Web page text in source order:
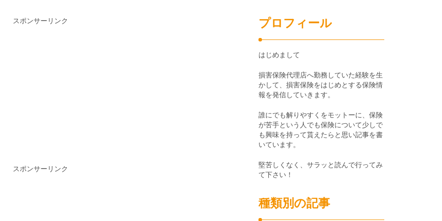
スポンサーリンク
スポンサーリンク
プロフィール
はじめまして
損害保険代理店へ勤務していた経験を生
かして、損害保険をはじめとする保険情
報を発信していきます。
誰にでも解りやすくをモットーに、保険
が苦手という人でも保険について少しで
も興味を持って貰えたらと思い記事を書
いています。
堅苦しくなく、サラッと読んで行ってみ
て下さい！
種類別の記事